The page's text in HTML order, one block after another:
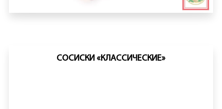
СОСИСКИ «КЛАССИЧЕСКИЕ»